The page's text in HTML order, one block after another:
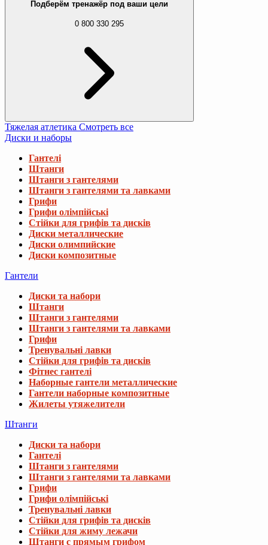
Подберём тренажёр под ваши цели
0 800 330 295
Тяжелая атлетика Смотреть все
Диски и наборы
Гантелі
Штанги
Штанги з гантелями
Штанги з гантелями та лавками
Грифи
Грифи олімпійські
Стійки для грифів та дисків
Диски металлические
Диски олимпийские
Диски композитные
Гантели
Диски та набори
Штанги
Штанги з гантелями
Штанги з гантелями та лавками
Грифи
Тренувальні лавки
Стійки для грифів та дисків
Фітнес гантелі
Наборные гантели металлические
Гантели наборные композитные
Жилеты утяжелители
Штанги
Диски та набори
Гантелі
Штанги з гантелями
Штанги з гантелями та лавками
Грифи
Грифи олімпійські
Тренувальні лавки
Стійки для грифів та дисків
Стійки для жиму лежачи
Штанги с прямым грифом